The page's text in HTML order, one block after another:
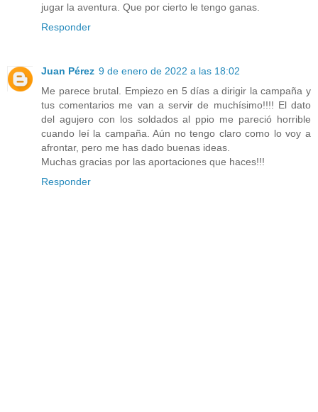
jugar la aventura. Que por cierto le tengo ganas.
Responder
Juan Pérez 9 de enero de 2022 a las 18:02
Me parece brutal. Empiezo en 5 días a dirigir la campaña y
tus comentarios me van a servir de muchísimo!!!! El dato
del agujero con los soldados al ppio me pareció horrible
cuando leí la campaña. Aún no tengo claro como lo voy a
afrontar, pero me has dado buenas ideas.
Muchas gracias por las aportaciones que haces!!!
Responder